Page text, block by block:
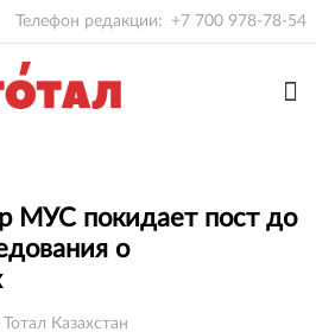
Телефон редакции: +7 700 978-78-54
МУС покидает пост до
о
Казахстан